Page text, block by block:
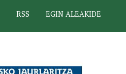
RSS EGIN ALEAKIDE